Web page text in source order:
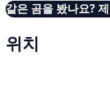
같은 곰을 봤나요?
위치